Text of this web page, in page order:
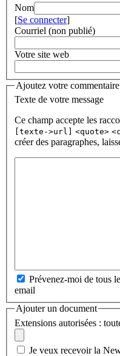
Nom
[Se connecter]
Courriel (non publié)
Votre site web
Ajoutez votre
Texte de votre message
Ce champ accepte les
[texte->url]
<quote>
créer des paragraphes,
Prévenez-moi de tous
email
Ajouter un document
Extensions autorisées :
Je veux recevoir la